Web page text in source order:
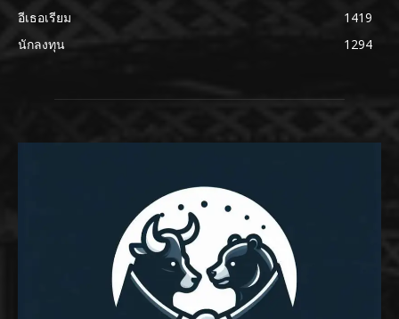
อีเธอเรียม
1419
นักลงทุน
1294